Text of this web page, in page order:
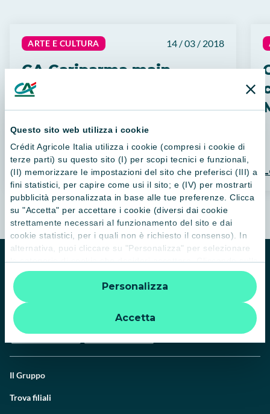
Questo sito web utilizza i cookie
Crédit Agricole Italia utilizza i cookie (compresi i cookie di
terze parti) su questo sito (I) per scopi tecnici e funzionali,
(II) memorizzare le impostazioni del sito che preferisci (III) a
fini statistici, per capire come usi il sito; e (IV) per mostrarti
pubblicità personalizzata in base alle tue preferenze. Clicca
su "Accetta" per accettare i cookie (diversi dai cookie
strettamente necessari al funzionamento del sito e dai
cookie statistici, per i quali non è richiesto il consenso). In
alternativa, puoi cliccare su "Personalizza" per selezionare
le categorie di cookie che desideri accettare. Cliccando sulla
“X” le impostazioni predefinite vengono lasciate invariate e
quindi la navigazione può continuare senza cookie o altri
strumenti di tracciamento diversi da quelli tecnici. Per
ulteriori informazioni:
informativa privacy
Accetta
Personalizza
ARTE E CULTURA 14 / 03 / 2018
CA Cariparma main
sponsor con la
Fondazione Cariparma
della mostra “PASINI E
L’ORIENTE. Luci e colori
di terre lontane” alla
Fondazione Magnani
Rocca
Leggi di più
Il Gruppo
Trova filiali